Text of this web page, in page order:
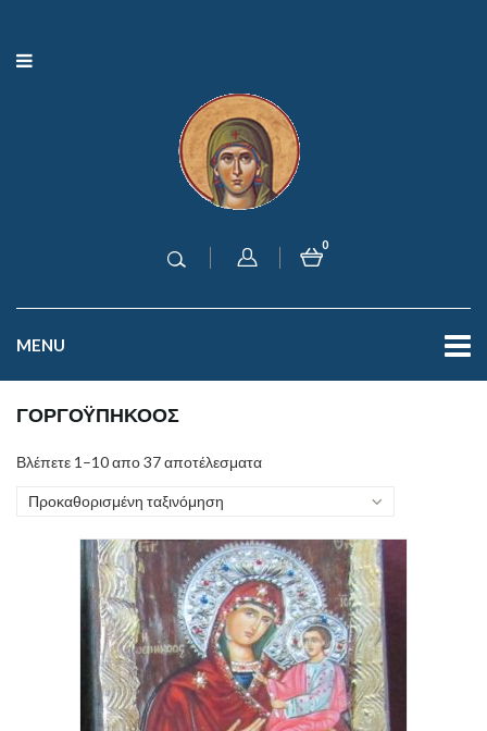
0
MENU
ΓΟΡΓΟΫΠΗΚΟΟΣ
Βλέπετε 1–10 απο 37 αποτέλεσματα
Προκαθορισμένη ταξινόμηση